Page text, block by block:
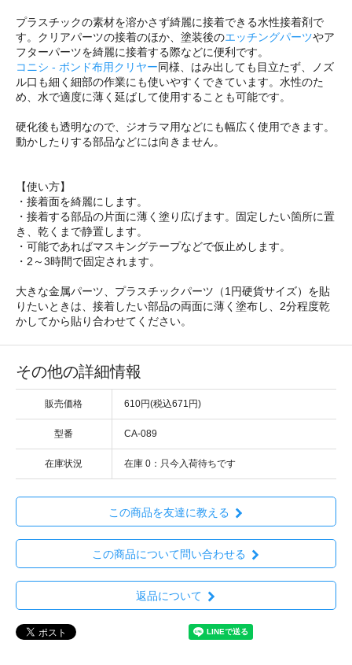
プラスチックの素材を溶かさず綺麗に接着できる水性接着剤で
す。クリアパーツの接着のほか、塗装後のエッチングパーツやア
フターパーツを綺麗に接着する際などに便利です。
コニシ - ボンド布用クリヤー同様、はみ出しても目立たず、ノズ
ル口も細く細部の作業にも使いやすくできています。水性のた
め、水で適度に薄く延ばして使用することも可能です。
硬化後も透明なので、ジオラマ用などにも幅広く使用できます。
動かしたりする部品などには向きません。
【使い方】
・接着面を綺麗にします。
・接着する部品の片面に薄く塗り広げます。固定したい箇所に置
き、乾くまで静置します。
・可能であればマスキングテープなどで仮止めします。
・2～3時間で固定されます。
大きな金属パーツ、プラスチックパーツ（1円硬貨サイズ）を貼
りたいときは、接着したい部品の両面に薄く塗布し、2分程度乾
かしてから貼り合わせてください。
その他の詳細情報
販売価格 610円(税込671円)
型番 CA-089
在庫状況 在庫 0：只今入荷待ちです
この商品を友達に教える
この商品について問い合わせる
返品について